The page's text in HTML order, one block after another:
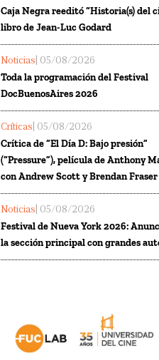
Caja Negra reeditó “Historia(s) del
libro de Jean-Luc Godard
Noticias | 05/08/2026
Toda la programación del Festival
DocBuenosAires 2026
Críticas | 05/08/2026
Crítica de “El Día D: Bajo presión”
(“Pressure”), película de Anthony
con Andrew Scott y Brendan Fraser
Noticias | 05/08/2026
Festival de Nueva York 2026:
la sección principal con grandes